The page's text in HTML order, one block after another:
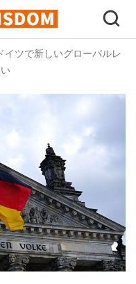
知恵
イツで新しいグローバルレ